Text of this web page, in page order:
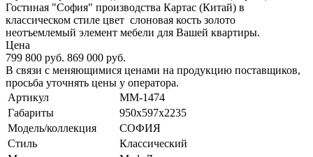
Гостиная "София" производства Картас (Китай) в
классическом стиле цвет слоновая кость золото
неотъемлемый элемент мебели для Вашей квартиры.
Цена
799 800 руб. 869 000 руб.
В связи с меняющимися ценами на продукцию поставщиков,
просьба уточнять цены у оператора.
Артикул
MM-1474
Габариты
950х597х2235
Модель/коллекция
СОФИЯ
Стиль
Классический